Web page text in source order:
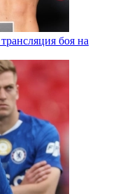
боя на